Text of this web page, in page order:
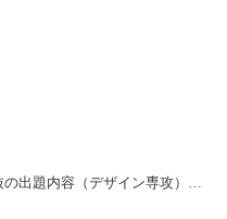
容（デザイン専攻）について